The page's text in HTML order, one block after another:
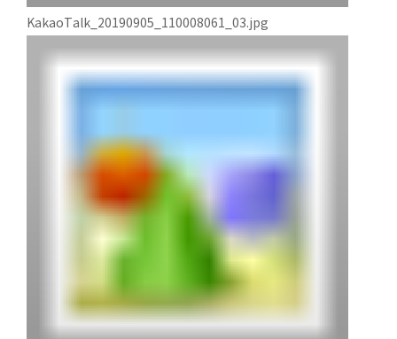
KakaoTalk_20190905_110008061_03.jpg